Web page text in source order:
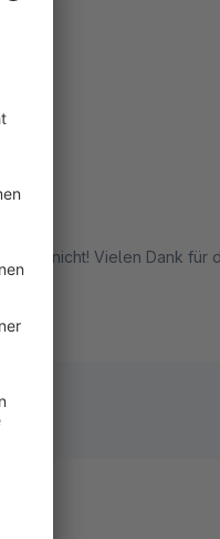
nicht! Vielen Dank für